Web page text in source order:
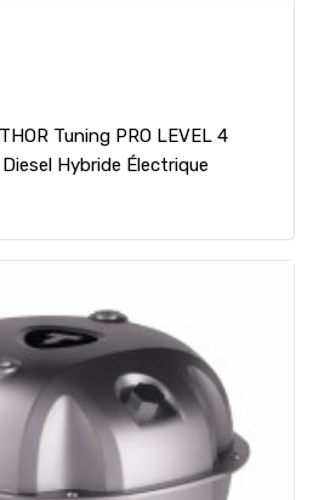
Tuning PRO LEVEL 4
Hybride Électrique